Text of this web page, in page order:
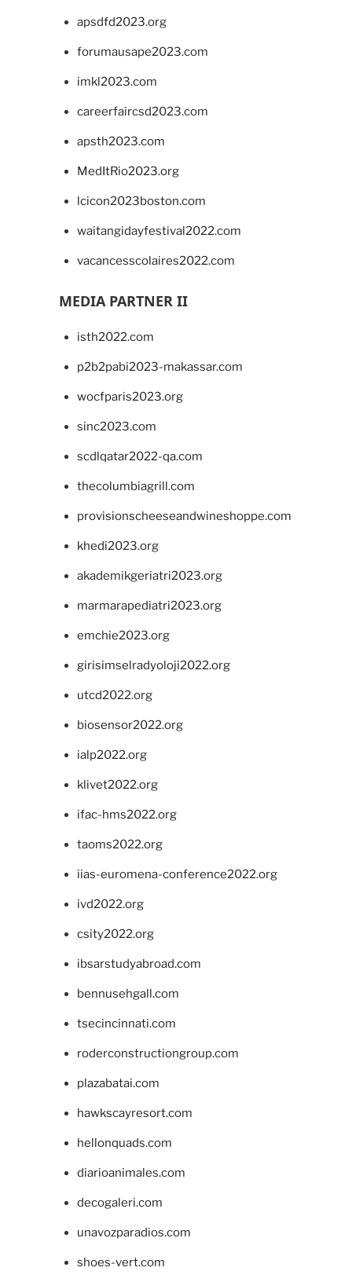
apsdfd2023.org
forumausape2023.com
imkl2023.com
careerfaircsd2023.com
apsth2023.com
MedItRio2023.org
lcicon2023boston.com
waitangidayfestival2022.com
vacancesscolaires2022.com
MEDIA PARTNER II
isth2022.com
p2b2pabi2023-makassar.com
wocfparis2023.org
sinc2023.com
scdlqatar2022-qa.com
thecolumbiagrill.com
provisionscheeseandwineshoppe.com
khedi2023.org
akademikgeriatri2023.org
marmarapediatri2023.org
emchie2023.org
girisimselradyoloji2022.org
utcd2022.org
biosensor2022.org
ialp2022.org
klivet2022.org
ifac-hms2022.org
taoms2022.org
iias-euromena-conference2022.org
ivd2022.org
csity2022.org
ibsarstudyabroad.com
bennusehgall.com
tsecincinnati.com
roderconstructiongroup.com
plazabatai.com
hawkscayresort.com
hellonquads.com
diarioanimales.com
decogaleri.com
unavozparadios.com
shoes-vert.com